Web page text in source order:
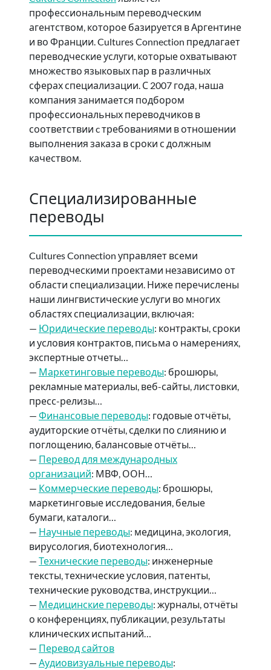
профессиональным переводческим
агентством, которое базируется в Аргентине
и во Франции. Cultures Connection предлагает
переводческие услуги, которые охватывают
множество языковых пар в различных
сферах специализации. С 2007 года, наша
компания занимается подбором
профессиональных переводчиков в
соответствии c требованиями в отношении
выполнения заказа в сроки с должным
качеством.
Специализированные
переводы
Cultures Connection управляет всеми
переводческими проектами независимо от
области специализации. Ниже перечислены
наши лингвистические услуги во многих
областях специализации, включая:
— Юридические переводы: контракты, сроки
и условия контрактов, письма о намерениях,
экспертные отчеты…
— Маркетинговые переводы: брошюры,
рекламные материалы, веб-сайты, листовки,
пресс-релизы…
— Финансовые переводы: годовые отчёты,
аудиторские отчёты, сделки по слиянию и
поглощению, балансовые отчёты…
— Перевод для международных
организаций: МВФ, ООН…
— Коммерческие переводы: брошюры,
маркетинговые исследования, белые
бумаги, каталоги…
— Научные переводы: медицина, экология,
вирусология, биотехнология…
— Технические переводы: инженерные
тексты, технические условия, патенты,
технические руководства, инструкции…
— Медицинские переводы: журналы, отчёты
о конференциях, публикации, результаты
клинических испытаний…
— Перевод сайтов
— Аудиовизуальные переводы: